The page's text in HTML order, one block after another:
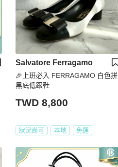
Salvatore Ferragamo
🎉上班必入 FERRAGAMO 白色拼
黑底低跟鞋
TWD 8,800
狀況尚可 本地 免運